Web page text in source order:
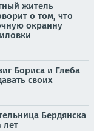
житель
о том, что
окраину
Бориса и Глеба
своих
Бердянска
лет